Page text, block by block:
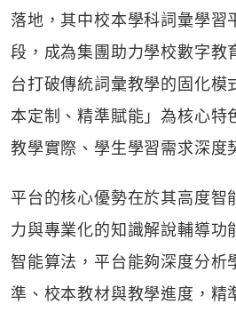
落地，其中校本學科詞彙學習
段，成為集團助力學校數字教
台打破傳統詞彙教學的固化模
本定制、精準賦能」為核心特
教學實際、學生學習需求深度
平台的核心優勢在於其高度智
力與專業化的知識解說輔導功
智能算法，平台能夠深度分析
準、校本教材與教學進度，精